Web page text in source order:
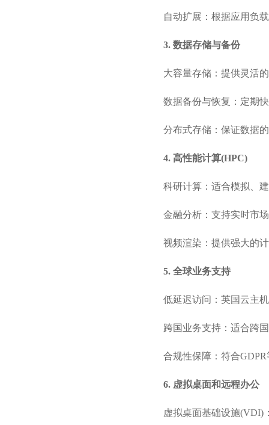
自动扩展：根据应用负
3. 数据存储与备份
大容量存储：提供灵活
数据备份与恢复：定期
分布式存储：保证数据
4. 高性能计算(HPC)
科研计算：适合模拟、
金融分析：支持实时市
视频渲染：提供强大的
5. 全球业务支持
低延迟访问：英国云主
跨国业务支持：适合跨
合规性保障：符合
6. 虚拟桌面和远程办公
虚拟桌面基础设施(VDI)